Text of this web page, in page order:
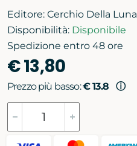
Editore: Cerchio Della Luna
Disponibilità: Disponibile
Spedizione entro 48 ore
€ 13,80
Prezzo più basso:€ 13.8 ⓘ